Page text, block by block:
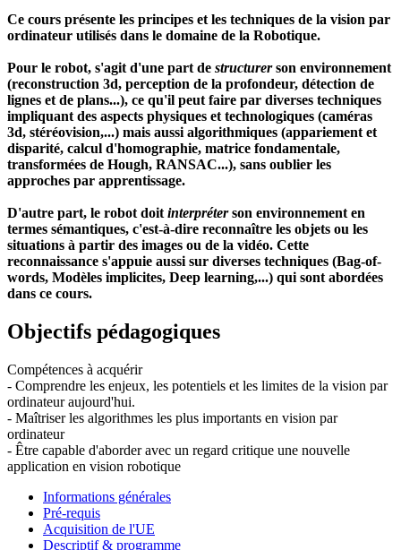
Ce cours présente les principes et les techniques de la vision par
ordinateur utilisés dans le domaine de la Robotique.
Pour le robot, s'agit d'une part de structurerson environnement
(reconstruction 3d, perception de la profondeur, détection de
lignes et de plans...), ce qu'il peut faire par diverses techniques
impliquant des aspects physiques et technologiques (caméras
3d, stéréovision,...) mais aussi algorithmiques (appariement et
disparité, calcul d'homographie, matrice fondamentale,
transformées de Hough, RANSAC...), sans oublier les
approches par apprentissage.
D'autre part, le robot doit interpréterson environnement en
termes sémantiques, c'est-à-dire reconnaître les objets ou les
situations à partir des images ou de la vidéo. Cette
reconnaissance s'appuie aussi sur diverses techniques (Bag-of-
words, Modèles implicites, Deep learning,...) qui sont abordées
dans ce cours.
Objectifs pédagogiques
Compétences à acquérir
- Comprendre les enjeux, les potentiels et les limites de la vision par
ordinateur aujourd'hui.
- Maîtriser les algorithmes les plus importants en vision par
ordinateur
- Être capable d'aborder avec un regard critique une nouvelle
application en vision robotique
Informations générales
Pré-requis
Acquisition de l'UE
Descriptif & programme